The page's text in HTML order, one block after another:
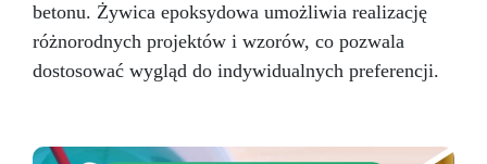
betonu. Żywica epoksydowa umożliwia realizację
różnorodnych projektów i wzorów, co pozwala
dostosować wygląd do indywidualnych preferencji.